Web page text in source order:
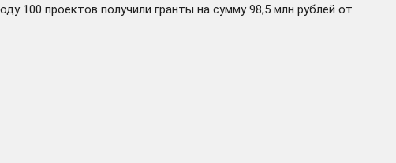
100 проектов получили гранты на сумму 98,5 млн рублей от